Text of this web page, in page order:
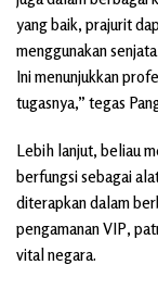
yang baik, prajurit
menggunakan
Ini menunjukkan
tugasnya,” tegas
Lebih lanjut, beliau
berfungsi sebagai
diterapkan dalam
pengamanan VIP,
vital negara.